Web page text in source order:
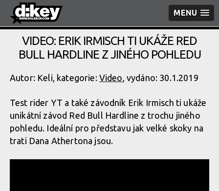
MENU
VIDEO: ERIK IRMISCH TI UKÁŽE RED
BULL HARDLINE Z JINÉHO POHLEDU
Autor: Keli, kategorie: Video, vydáno: 30.1.2019
Test rider YT a také závodník Erik Irmisch ti ukáže
unikátní závod Red Bull Hardline z trochu jiného
pohledu. Ideální pro představu jak velké skoky na
trati Dana Athertona jsou.